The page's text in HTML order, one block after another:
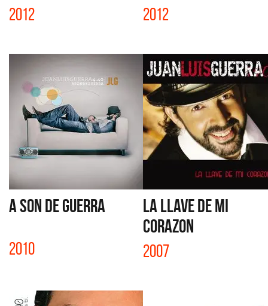
2012 2012
A SON DE GUERRA
2010
LA LLAVE DE MI
CORAZON
2007